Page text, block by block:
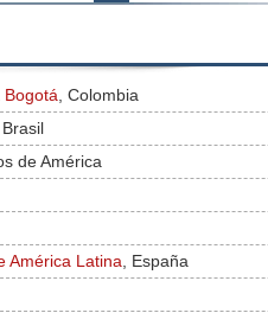
, Colombia
, Brasil
de América
América Latina , España